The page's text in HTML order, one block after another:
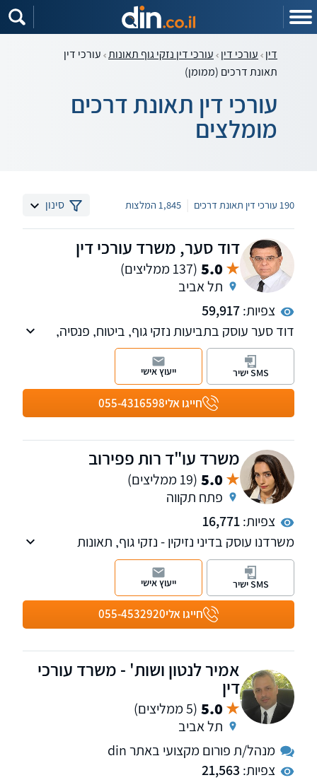
דין עורכי דין עורכי דין נזקי גוף תאונות עורכי דין
תאונת דרכים (ממומן)
עורכי דין תאונת דרכים
מומלצים
190 עורכי דין תאונת דרכים 1,845 המלצות סינון
דוד סער, משרד עורכי דין
5.0 (137 ממליצים)
תל אביב
צפיות:59,917
דוד סער עוסק בתביעות נזקי גוף, ביטוח, פנסיה,
אובדן כושר עבודה, רשלנות רפואית, נכויות, משרד
הביטחון וביטוח לאומי. בכיר לשעבר בחברות
ביטוח, בעל השכלה בכלכלה ותואר שני במשפטים.
חייגו אלי055-4316598
SMS ישיר ייעוץ אישי
משרד עו"ד רות פפירוב
5.0 (19 ממליצים)
פתח תקווה
צפיות:16,771
משרדנו עוסק בדיני נזיקין - נזקי גוף, תאונות
דרכים,קצבת נכות כללית,קצבת ניידות, דיני ביטוח
לאומי, תאונות עבודה, דיני ביטוח ומשרד הביטחון.,
וכן בהסכמים הנוגעים למעמד האישי.
חייגו אלי055-4532920
SMS ישיר ייעוץ אישי
אמיר לנטון ושות' - משרד עורכי
דין
5.0 (5 ממליצים)
תל אביב
מנהל/ת פורום מקצועי באתר din
צפיות: 21,563